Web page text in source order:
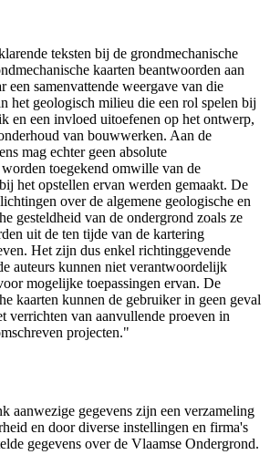
teksten bij de grondmechanische
kaarten beantwoorden aan
een samenvattende weergave van die
het geologisch milieu die een rol spelen bij
en een invloed uitoefenen op het ontwerp,
van bouwwerken. Aan de
mag echter geen absolute
toegekend omwille van de
het opstellen ervan werden gemaakt. De
over de algemene geologische en
gesteldheid van de ondergrond zoals ze
uit de ten tijde van de kartering
Het zijn dus enkel richtinggevende
auteurs kunnen niet verantwoordelijk
mogelijke toepassingen ervan. De
kaarten kunnen de gebruiker in geen geval
verrichten van aanvullende proeven in
projecten."
aanwezige gegevens zijn een verzameling
en door diverse instellingen en firma's
gegevens over de Vlaamse Ondergrond.